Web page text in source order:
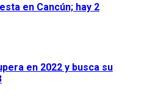
en Cancún; hay 2
en 2022 y busca su